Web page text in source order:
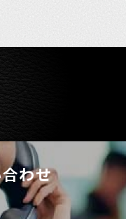
わせ